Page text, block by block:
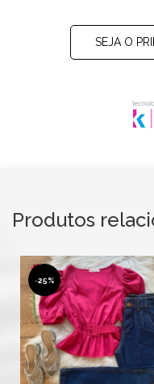
SEJA O
Produtos
-25%